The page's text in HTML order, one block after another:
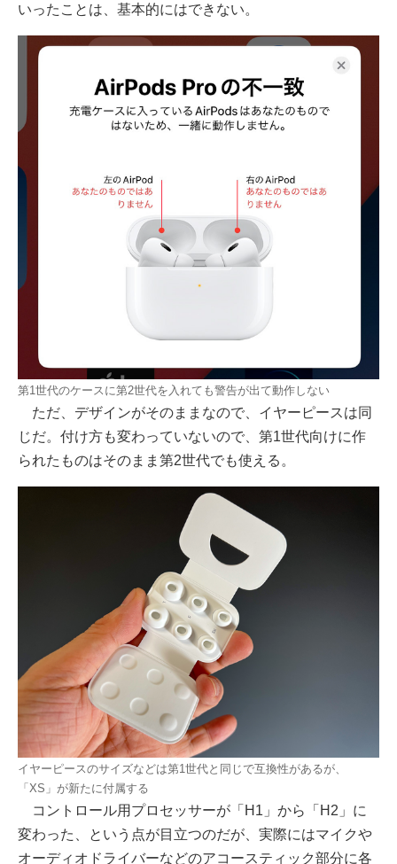
いったことは、基本的にはできない。
第1世代のケースに第2世代を入れても警告が出て動作しない
ただ、デザインがそのままなので、イヤーピースは同
じだ。付け方も変わっていないので、第1世代向けに作
られたものはそのまま第2世代でも使える。
イヤーピースのサイズなどは第1世代と同じで互換性があるが、
「XS」が新たに付属する
コントロール用プロセッサーが「H1」から「H2」に
変わった、という点が目立つのだが、実際にはマイクや
オーディオドライバーなどのアコースティック部分に各